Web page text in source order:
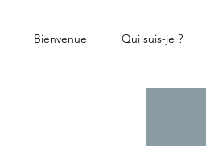
Bienvenue Qui suis-je ?